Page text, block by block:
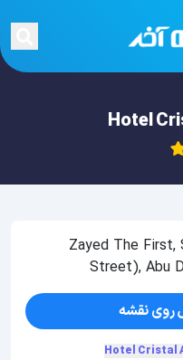
Hotel
Zayed The
Street), Abu
روی نقشه